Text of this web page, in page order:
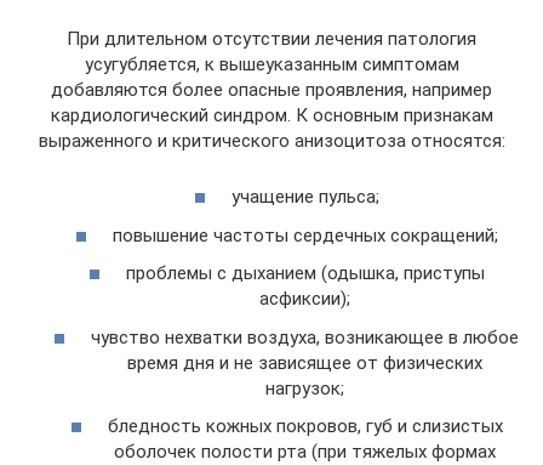
При длительном отсутствии лечения патология
усугубляется, к вышеуказанным симптомам
добавляются более опасные проявления, например
кардиологический синдром. К основным признакам
выраженного и критического анизоцитоза относятся:
учащение пульса;
повышение частоты сердечных сокращений;
проблемы с дыханием (одышка, приступы
асфиксии);
чувство нехватки воздуха, возникающее в любое
время дня и не зависящее от физических
нагрузок;
бледность кожных покровов, губ и слизистых
оболочек полости рта (при тяжелых формах